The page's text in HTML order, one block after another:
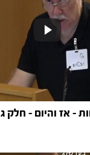
- אז והיום - חלק ג